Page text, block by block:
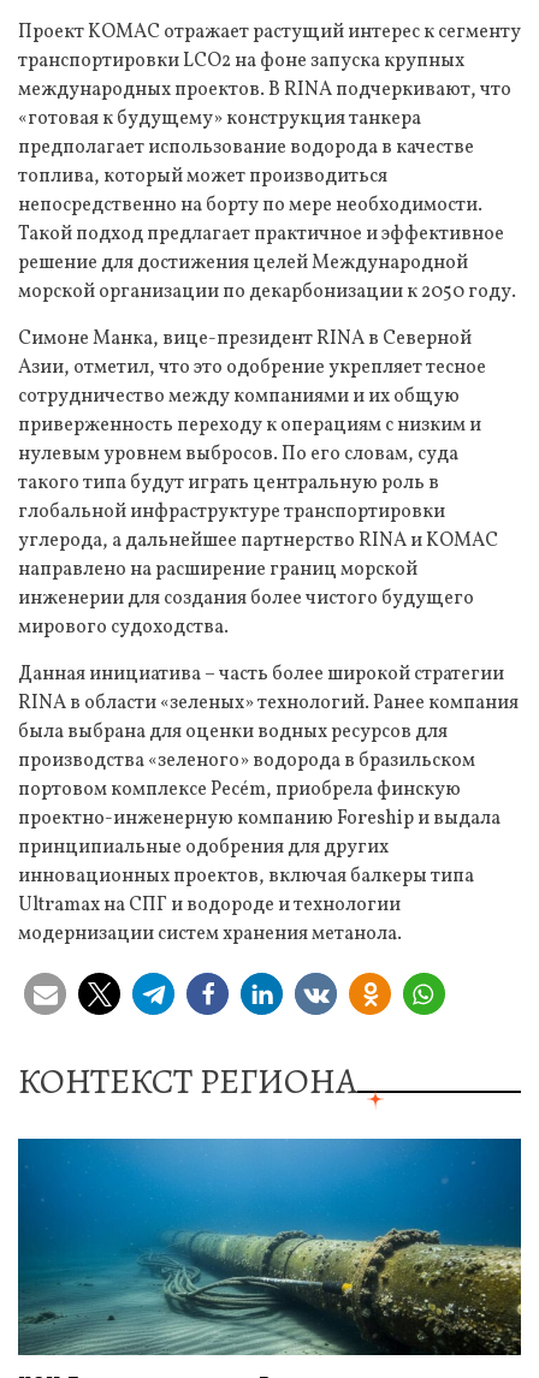
Проект KOMAC отражает растущий интерес к сегменту
транспортировки LCO2 на фоне запуска крупных
международных проектов. В RINA подчеркивают, что
«готовая к будущему» конструкция танкера
предполагает использование водорода в качестве
топлива, который может производиться
непосредственно на борту по мере необходимости.
Такой подход предлагает практичное и эффективное
решение для достижения целей Международной
морской организации по декарбонизации к 2050 году.
Симоне Манка, вице-президент RINA в Северной
Азии, отметил, что это одобрение укрепляет тесное
сотрудничество между компаниями и их общую
приверженность переходу к операциям с низким и
нулевым уровнем выбросов. По его словам, суда
такого типа будут играть центральную роль в
глобальной инфраструктуре транспортировки
углерода, а дальнейшее партнерство RINA и KOMAC
направлено на расширение границ морской
инженерии для создания более чистого будущего
мирового судоходства.
Данная инициатива – часть более широкой стратегии
RINA в области «зеленых» технологий. Ранее компания
была выбрана для оценки водных ресурсов для
производства «зеленого» водорода в бразильском
портовом комплексе Pecém, приобрела финскую
проектно-инженерную компанию Foreship и выдала
принципиальные одобрения для других
инновационных проектов, включая балкеры типа
Ultramax на СПГ и водороде и технологии
модернизации систем хранения метанола.
КОНТЕКСТ РЕГИОНА